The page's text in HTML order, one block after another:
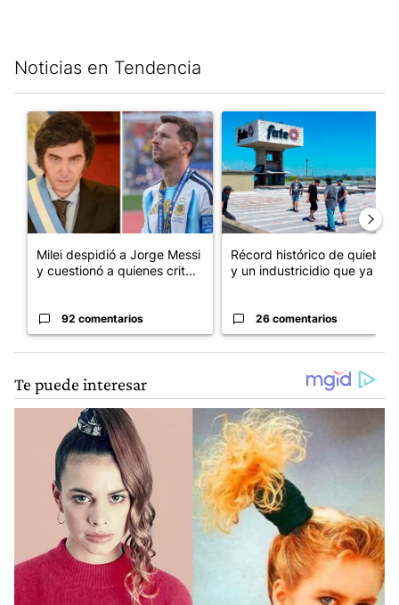
Noticias en Tendencia
Un artículo de tendencia con el título "Milei despidió a Jorge
Milei despidió a Jorge Messi
y cuestionó a quienes crit...
92 comentarios
Un artículo de tendencia
Récord histórico de quiebras
y un industricidio que ya ...
26 comentarios